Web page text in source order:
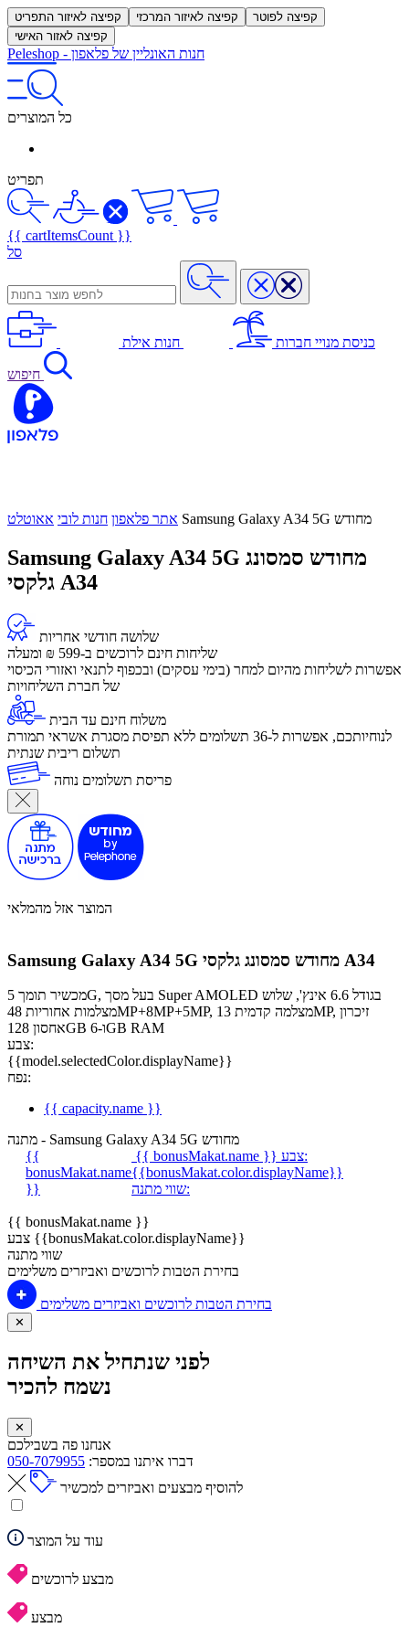
קפיצה לאיזור התפריט קפיצה לאיזור המרכזי
קפיצה לפוטר
קפיצה לאזור האישי
Peleshop - חנות האונליין של פלאפון
כל המוצרים
תפריט
{{ cartItemsCount }}
סל
כניסת מנויי חברות חנות אילת
חיפוש
אתר פלאפון חנות לובי אאוטלט Samsung Galaxy A34 5G מחודש
Samsung Galaxy A34 5G מחודש סמסונג
גלקסי A34
שלושה חודשי אחריות
שליחות חינם לרוכשים ב-599 ₪ ומעלה
​אפשרות לשליחות מהיום למחר (בימי עסקים) ובכפוף לתנאי ואזורי הכיסוי
של חברת השליחויות
משלוח חינם עד הבית
לנוחיותכם, אפשרות ל-36 תשלומים ללא תפיסת מסגרת אשראי תמורת
תשלום ריבית שנתית
פריסת תשלומים נוחה
המוצר אזל מהמלאי
Samsung Galaxy A34 5G מחודש סמסונג גלקסי A34
מכשיר תומך 5G, בעל מסך Super AMOLED בגודל 6.6 אינץ', שלוש
מצלמות אחוריות 48MP+8MP+5MP, מצלמה קדמית 13MP, זיכרון
אחסון 128GB ו-6GB RAM
צבע:
{{model.selectedColor.displayName}}
נפח:
{{ capacity.name }}
מתנה - Samsung Galaxy A34 5G מחודש
{{
bonusMakat.name
}}
{{ bonusMakat.name }}
צבע:
{{bonusMakat.color.displayName}}
שווי מתנה:
{{ bonusMakat.name }}
צבע {{bonusMakat.color.displayName}}
שווי מתנה
בחירת הטבות לרוכשים ואביזרים משלימים
בחירת הטבות לרוכשים ואביזרים משלימים
✕
לפני שנתחיל את השיחה
נשמח להכיר
✕
אנחנו פה בשבילכם
דברו איתנו במספר: 050-7079955
להוסיף מבצעים ואביזרים למכשיר
עוד על המוצר
מבצע לרוכשים
מבצע